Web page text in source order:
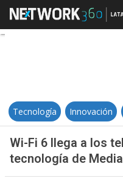
Tecnología Innovación
Wi-Fi 6 llega a los
tecnología de